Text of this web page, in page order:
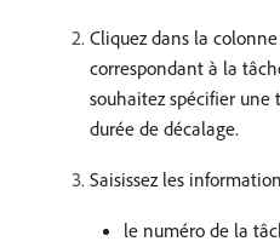
Cliquez dans la colonne
correspondant à la
souhaitez spécifier
durée de décalage.
Saisissez les
le numéro de la